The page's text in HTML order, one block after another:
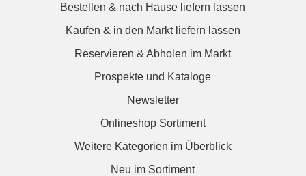
Bestellen & nach Hause liefern lassen
Kaufen & in den Markt liefern lassen
Reservieren & Abholen im Markt
Prospekte und Kataloge
Newsletter
Onlineshop Sortiment
Weitere Kategorien im Überblick
Neu im Sortiment